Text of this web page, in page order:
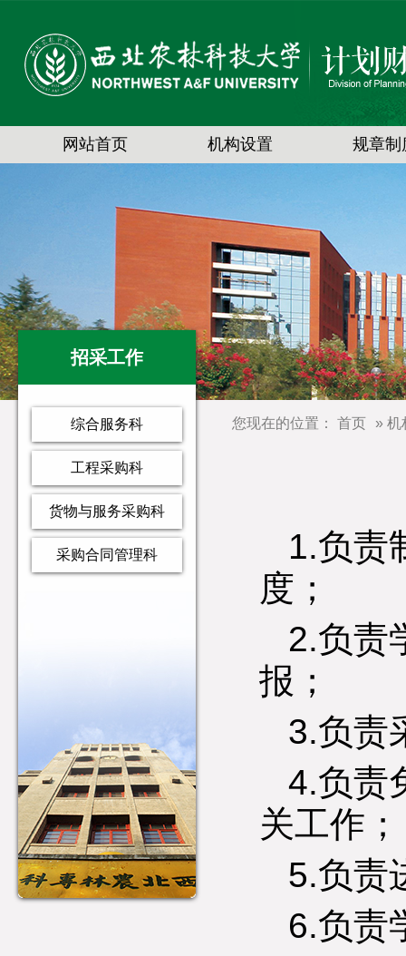
网站首页 机构设置 规章制
招采工作
综合服务科
工程采购科
货物与服务采购科
采购合同管理科
您现在的位置： 首页 » 机
1.负责
度；
2.负责
报；
3.负责
4.负责
关工作；
5.负责
6.负责